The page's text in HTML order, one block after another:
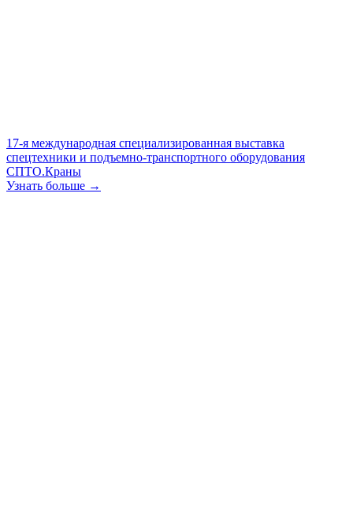
17-я международная специализированная выставка
спецтехники и подъемно-транспортного оборудования
СПТО.Краны
Узнать больше →